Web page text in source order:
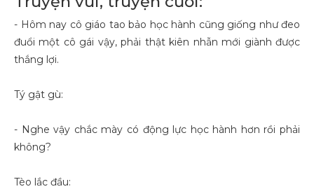
- Hôm nay cô giáo tao bảo học hành cũng giống như đeo
đuổi một cô gái vậy, phải thật kiên nhẫn mới giành được
thắng lợi.
Tý gật gù:
- Nghe vậy chắc mày có động lực học hành hơn rồi phải
không?
Tèo lắc đầu: